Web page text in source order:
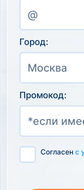
Город:
Промокод:
Согласен с